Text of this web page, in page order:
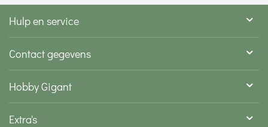
Hulp en service
Contact gegevens
Hobby Gigant
Extra's